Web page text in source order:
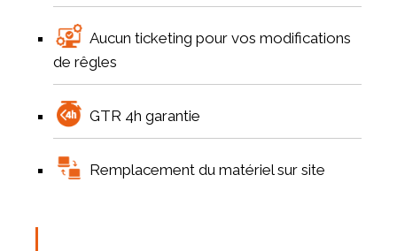
Aucun ticketing pour vos modifications
de rêgles
GTR 4h garantie
Remplacement du matériel sur site